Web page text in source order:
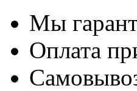
Мы
Оплата